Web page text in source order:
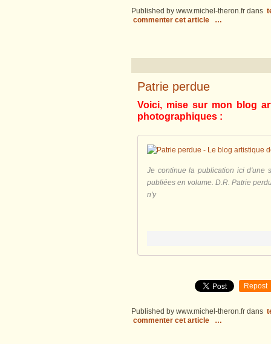
Published by www.michel-theron.fr dans
commenter cet article
…
Patrie perdue
Voici, mise sur mon blog
photographiques :
Je continue la publication ici d'une
publiées en volume. D.R. Patrie
n'y
Repost
Published by www.michel-theron.fr dans
commenter cet article
…